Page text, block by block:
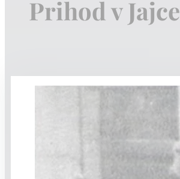
Prihod v Jajce